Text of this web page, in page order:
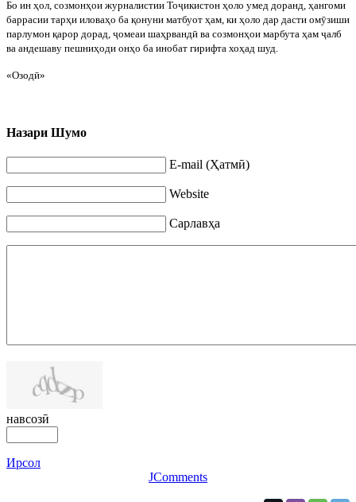
Бо ин ҳол, созмонҳои журналистии Тоҷикистон ҳоло умед доранд, ҳангоми
баррасии тарҳи иловаҳо ба қонуни матбуот ҳам, ки ҳоло дар дасти омӯзиши
парлумон қарор дорад, ҷомеаи шаҳрвандӣ ва созмонҳои марбута ҳам ҷалб
ва андешаву пешниҳоди онҳо ба инобат гирифта хоҳад шуд.
«Озодӣ»
Назари Шумо
E-mail (Ҳатмӣ)
Website
Сарлавҳа
навсозӣ
Ирсол
JComments